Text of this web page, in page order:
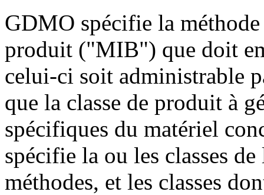
GDMO spécifie la
produit ("MIB") que doit
celui-ci soit administrable
que la classe de produit à
spécifiques du matériel
spécifie la ou les classes
méthodes, et les classes